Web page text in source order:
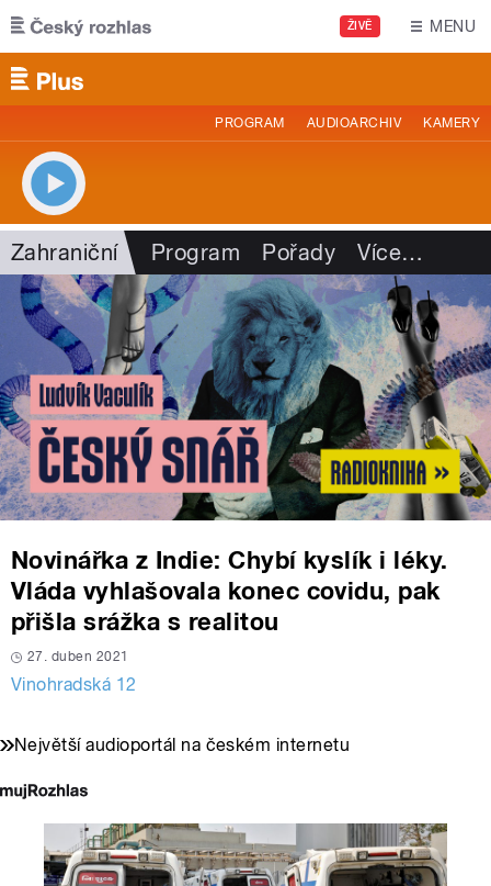
Přejít k hlavnímu obsahu
ŽIVĚ MENU
PROGRAM AUDIOARCHIV KAMERY
Zahraniční Program Pořady Více…
Novinářka z Indie: Chybí kyslík i léky.
Vláda vyhlašovala konec covidu, pak
přišla srážka s realitou
27. duben 2021
Vinohradská 12
Největší audioportál na českém internetu